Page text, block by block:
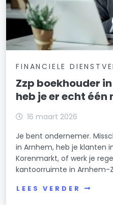
FINANCIELE
Zzp boekhouder
heb je er echt één
16 maart 2026
Je bent ondernemer.
in Arnhem, heb je klanten
Korenmarkt, of werk je
kantoorruimte in Arnhem-
LEES VERDER